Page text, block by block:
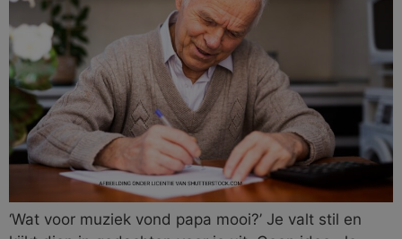
‘Wat voor muziek vond papa mooi?’ Je valt stil en